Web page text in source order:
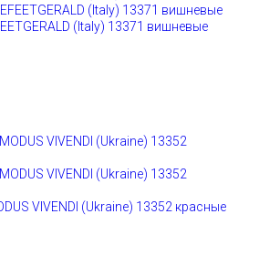
(Italy) 13371 вишневые
VIVENDI (Ukraine) 13352 красные